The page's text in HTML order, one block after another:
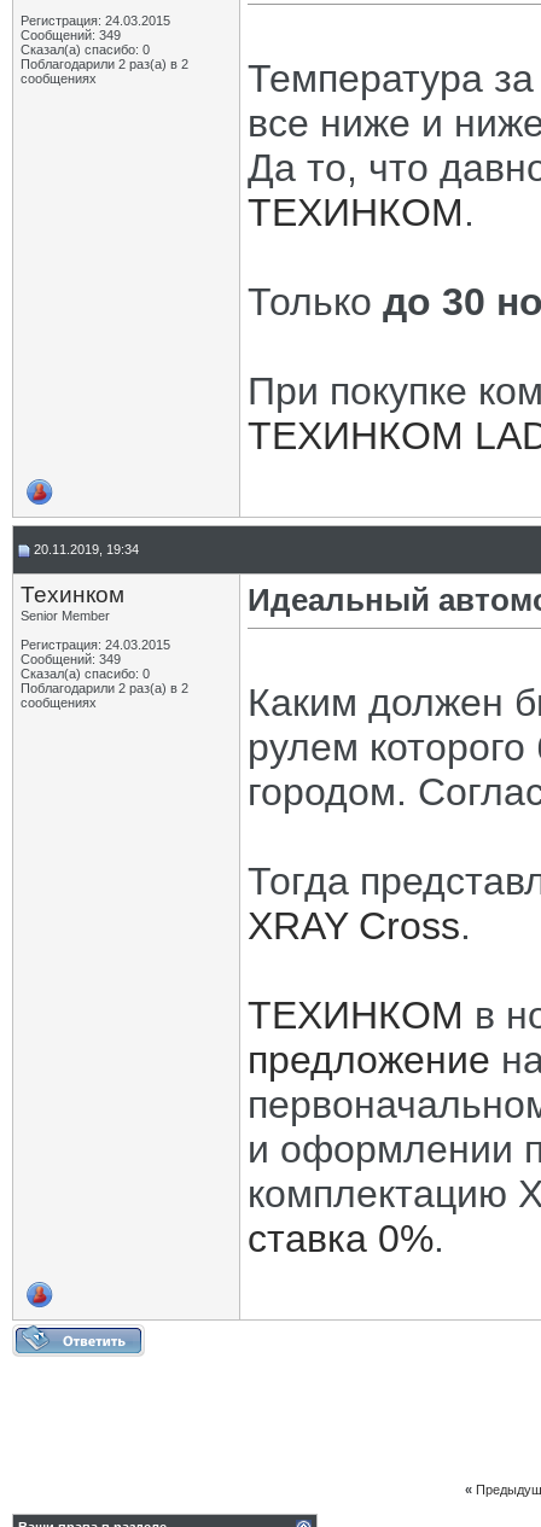
Регистрация: 24.03.2015
Сообщений: 349
Сказал(а) спасибо: 0
Поблагодарили 2 раз(а) в 2
сообщениях
Температура
все ниже и
Да то, что
ТЕХИНКОМ.
Только до 30
При покупке
ТЕХИНКОМ
20.11.2019, 19:34
Техинком
Senior Member
Регистрация: 24.03.2015
Сообщений: 349
Сказал(а) спасибо: 0
Поблагодарили 2 раз(а) в 2
сообщениях
Идеальный
Каким должен
рулем
городом.
Тогда
XRAY Cross.
ТЕХИНКОМ в
предложение
и оформлении
комплектацию
ставка 0%.
«